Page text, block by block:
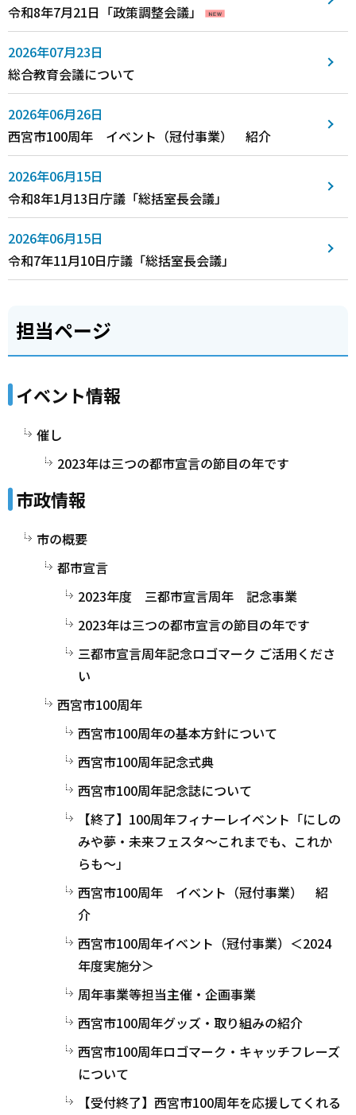
令和8年7月21日「政策調整会議」
2026年07月23日
総合教育会議について
2026年06月26日
西宮市100周年 イベント（冠付事業） 紹介
2026年06月15日
令和8年1月13日庁議「総括室長会議」
2026年06月15日
令和7年11月10日庁議「総括室長会議」
担当ページ
イベント情報
催し
2023年は三つの都市宣言の節目の年です
市政情報
市の概要
都市宣言
2023年度 三都市宣言周年 記念事業
2023年は三つの都市宣言の節目の年です
三都市宣言周年記念ロゴマーク ご活用くださ
い
西宮市100周年
西宮市100周年の基本方針について
西宮市100周年記念式典
西宮市100周年記念誌について
【終了】100周年フィナーレイベント「にしの
みや夢・未来フェスタ～これまでも、これか
らも～」
西宮市100周年 イベント（冠付事業） 紹
介
西宮市100周年イベント（冠付事業）＜2024
年度実施分＞
周年事業等担当主催・企画事業
西宮市100周年グッズ・取り組みの紹介
西宮市100周年ロゴマーク・キャッチフレーズ
について
【受付終了】西宮市100周年を応援してくれる